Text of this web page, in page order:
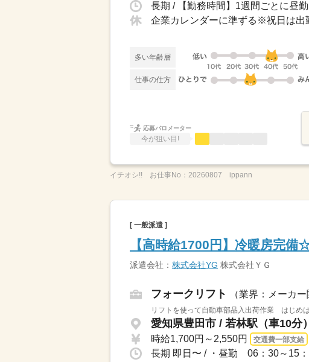
長期 / 【勤務時間】1週間ごとに昼
多い年齢層
仕事の仕方
応募バロメーター
今が狙い目!
イチオシ!! お仕事No： 20260807 ippann
[ 一般派遣 ]
【高時給1700円】冷暖房完
派遣会社： 株式会社YG 株式会社ＹＧ
フォークリフト （業界：メーカー
リフトを使って自動車部品入出荷作業 はじめ
愛知県豊田市 / 若林駅（車10分）
時給1,700円～2,550円 交通費一部支給